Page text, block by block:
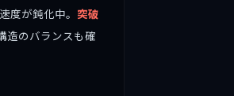
度が鈍化中。 突破
造のバランスも確